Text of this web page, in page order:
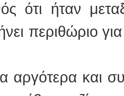
ότι ήταν
περιθώριο
αργότερα και